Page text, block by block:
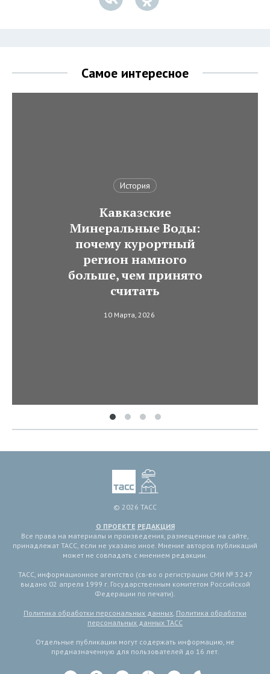
Самое интересное
История
Кавказские
Минеральные Воды:
почему курортный
регион намного
больше, чем принято
считать
10 Марта, 2026
© 2026 ТАСС
О ПРОЕКТЕ РЕДАКЦИЯ
Все права на материалы и произведения, размещенные на сайте,
принадлежат ТАСС, если не указано иное. Мнение авторов публикаций
может не совпадать с мнением редакции.
ТАСС, информационное агентство (св-во о регистрации СМИ № 3 247
выдано 02 апреля 1999 г. Государственным комитетом Российской
Федерации по печати).
Политика обработки персональных данных, Политика обработки
персональных данных ТАСС
Отдельные публикации могут содержать информацию, не
предназначенную для пользователей до 16 лет.